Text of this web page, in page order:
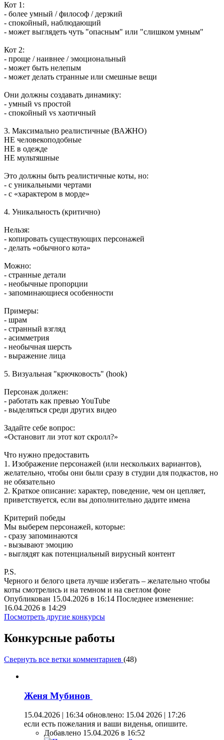
Кот 1:
- более умный / философ / дерзкий
- спокойный, наблюдающий
- может выглядеть чуть "опасным" или "слишком умным"
Кот 2:
- проще / наивнее / эмоциональный
- может быть нелепым
- может делать странные или смешные вещи
Они должны создавать динамику:
- умный vs простой
- спокойный vs хаотичный
3. Максимально реалистичные (ВАЖНО)
НЕ человекоподобные
НЕ в одежде
НЕ мультяшные
Это должны быть реалистичные коты, но:
- с уникальными чертами
- с «характером в морде»
4. Уникальность (критично)
Нельзя:
- копировать существующих персонажей
- делать «обычного кота»
Можно:
- странные детали
- необычные пропорции
- запоминающиеся особенности
Примеры:
- шрам
- странный взгляд
- асимметрия
- необычная шерсть
- выражение лица
5. Визуальная "крючковость" (hook)
Персонаж должен:
- работать как превью YouTube
- выделяться среди других видео
Задайте себе вопрос:
«Остановит ли этот кот скролл?»
Что нужно предоставить
1. Изображение персонажей (или нескольких вариантов),
желательно, чтобы они были сразу в студии для подкастов, но
не обязательно
2. Краткое описание: характер, поведение, чем он цепляет,
приветствуется, если вы дополнительно дадите имена
Критерий победы
Мы выберем персонажей, которые:
- сразу запоминаются
- вызывают эмоцию
- выглядят как потенциальный вирусный контент
P.S.
Черного и белого цвета лучше избегать – желательно чтобы
коты смотрелись и на темном и на светлом фоне
Опубликован 15.04.2026 в 16:14 Последнее изменение:
16.04.2026 в 14:29
Посмотреть другие конкурсы
Конкурсные работы
Свернуть все ветки комментариев (48)
Женя Мубинов
15.04.2026 | 16:34 обновлено: 15.04 2026 | 17:26
если есть пожелания и ваши виденья, опишите.
Добавлено 15.04.2026 в 16:52